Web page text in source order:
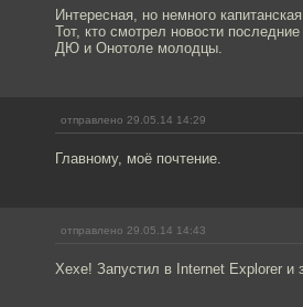
Интересная, но немного
Тот, кто смотрел новости
ДЮ и Онотоле молодцы.
отправлено 29.05.14 14:29
Главному, моё почтение.
отправлено 29.05.14 14:43
Хехе! Запустил в Internet Explorer и